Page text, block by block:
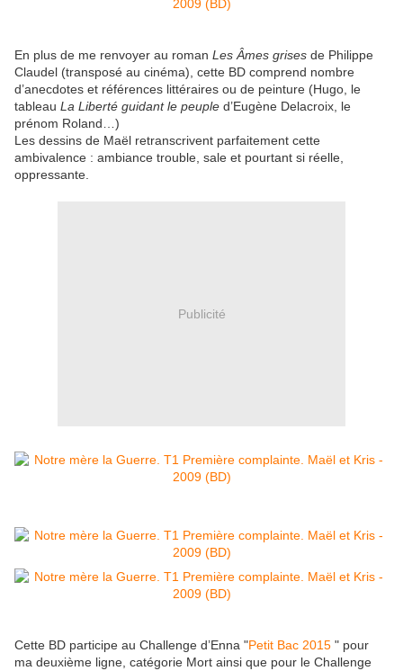
En plus de me renvoyer au roman Les Âmes grises de Philippe
Claudel (transposé au cinéma), cette BD comprend nombre
d’anecdotes et références littéraires ou de peinture (Hugo, le
tableau La Liberté guidant le peuple d’Eugène Delacroix, le
prénom Roland…)
Les dessins de Maël retranscrivent parfaitement cette
ambivalence : ambiance trouble, sale et pourtant si réelle,
oppressante.
Publicité
Cette BD participe au Challenge d’Enna "Petit Bac 2015 " pour
ma deuxième ligne, catégorie Mort ainsi que pour le Challenge